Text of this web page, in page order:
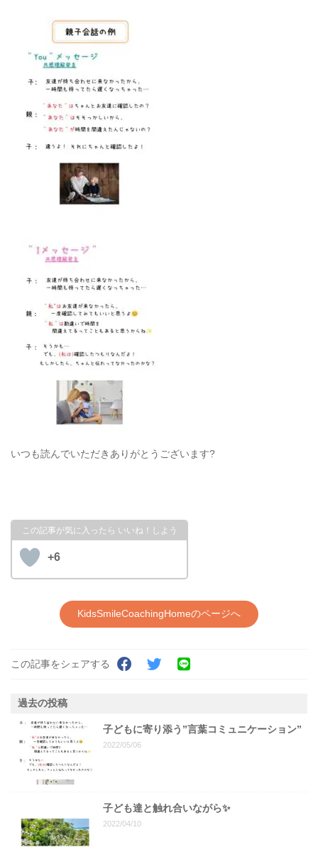
いつも読んでいただきありがとうございます?
+6
KidsSmileCoachingHomeのページへ
この記事をシェアする
過去の投稿
子どもに寄り添う”言葉コミュニケーション”
2022/05/06
子ども達と触れ合いながら✨
2022/04/10